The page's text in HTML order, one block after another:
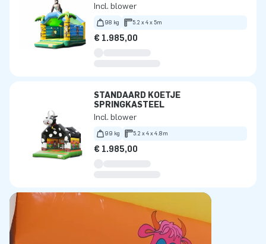
Incl. blower
98 kg 5.2 x 4 x 5m
€ 1.985,00
STANDAARD KOETJE
SPRINGKASTEEL
Incl. blower
99 kg 5.2 x 4 x 4.8m
€ 1.985,00